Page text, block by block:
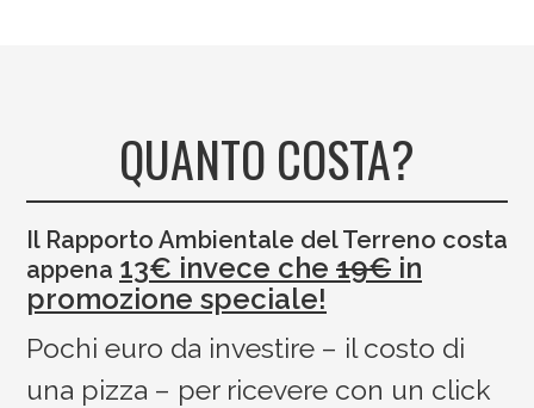
QUANTO COSTA?
Il Rapporto Ambientale del Terreno costa
appena 13€ invece che 19€ in
promozione speciale!
Pochi euro da investire – il costo di
una pizza – per ricevere con un click